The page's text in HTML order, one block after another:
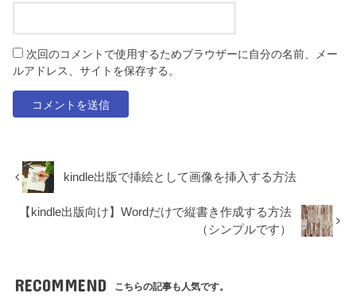
次回のコメントで使用するためブラウザーに自分の名前、メー
ルアドレス、サイトを保存する。
kindle出版で挿絵として画像を挿入する方法
【kindle出版向け】Wordだけで縦書き作成する方法
（シンプルです）
RECOMMEND こちらの記事も人気です。